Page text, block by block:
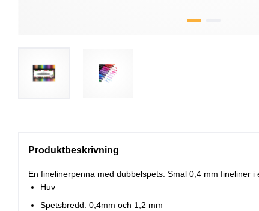
Produktbeskrivning
En finelinerpenna med dubbelspets. Smal 0,4 mm fineliner
Huv
Spetsbredd: 0,4mm och 1,2 mm